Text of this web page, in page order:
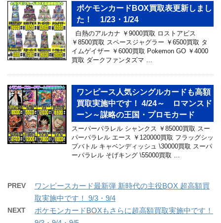
ポケモンカードBOX買取表更新しまし
た！ 1/23・1/24
白熱のアルカナ ￥9000買取 ロストアビス
￥8500買取 スペースジャグラー ￥6500買取 タ
イムゲイザー ￥6000買取 Pokemon GO ￥4000
買取 ダークファンタズマ …
ワンピース人気シングルカードも高額
買取実施中です！ 4/24～ ロマンスド
ーン～謀略の王国・プロモカード
スーパーパラレル シャンクス ￥85000買取 スー
パーパラレル エース ￥120000買取 フラッグシッ
プバトル キャベンディッシュ \30000買取 スーパ
ーパラレル そげキング \55000買取 …
PREV
ワンピースカード最新弾 新時代の主役BOX 超高額買
取実施中です！ 9/3・9/4
NEXT
ポケモンカードBOXもさらに超高額買取実施中です！